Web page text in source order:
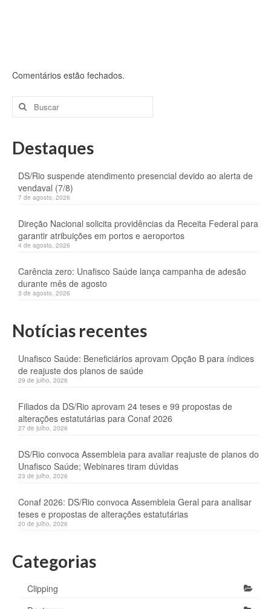
Comentários estão fechados.
Buscar
por:
Destaques
DS/Rio suspende atendimento presencial devido ao alerta de
vendaval (7/8)
7 de agosto, 2026
Direção Nacional solicita providências da Receita Federal para
garantir atribuições em portos e aeroportos
4 de agosto, 2026
Carência zero: Unafisco Saúde lança campanha de adesão
durante mês de agosto
3 de agosto, 2026
Notícias recentes
Unafisco Saúde: Beneficiários aprovam Opção B para índices
de reajuste dos planos de saúde
29 de julho, 2026
Filiados da DS/Rio aprovam 24 teses e 99 propostas de
alterações estatutárias para Conaf 2026
27 de julho, 2026
DS/Rio convoca Assembleia para avaliar reajuste de planos do
Unafisco Saúde; Webinares tiram dúvidas
23 de julho, 2026
Conaf 2026: DS/Rio convoca Assembleia Geral para analisar
teses e propostas de alterações estatutárias
20 de julho, 2026
Categorias
Clipping